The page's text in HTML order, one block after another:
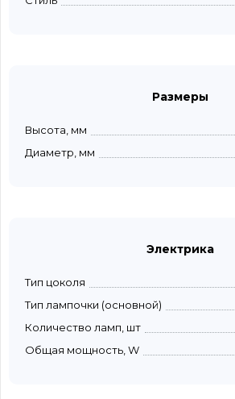
Размеры
Высота, мм
Диаметр, мм
Электрика
Тип цоколя
Тип лампочки (основной)
Количество ламп, шт
Общая мощность, W